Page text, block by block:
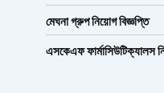
মেঘনা গ্রুপ নিয়োগ বিজ্ঞপ্তি
এসকেএফ ফার্মাসিউটিক্যালস